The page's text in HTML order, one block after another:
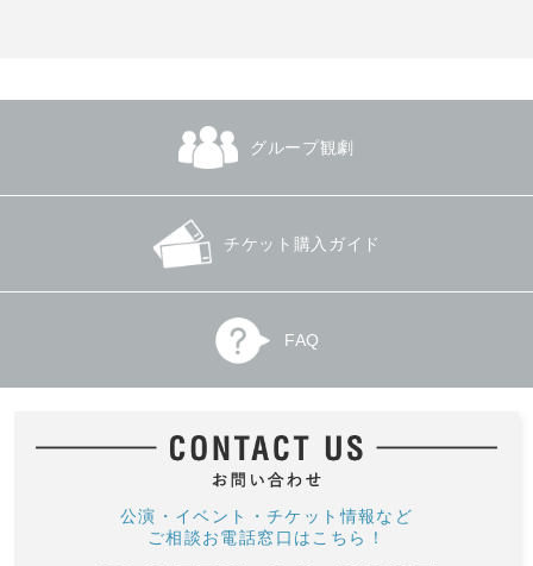
グループ観劇
チケット購入ガイド
FAQ
公演・イベント・チケット情報など
ご相談お電話窓口はこちら！